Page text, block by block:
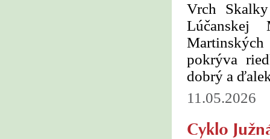
Vrch
pokrýva
dobrý a
11.05.2026
Cyklo